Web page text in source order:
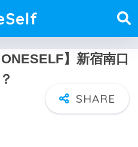
】新宿南口